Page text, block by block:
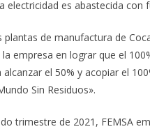
electricidad es abastecida con
de manufactura de
empresa en lograr que el
el 50% y acopiar el
Sin Residuos».
trimestre de 2021, FEMSA